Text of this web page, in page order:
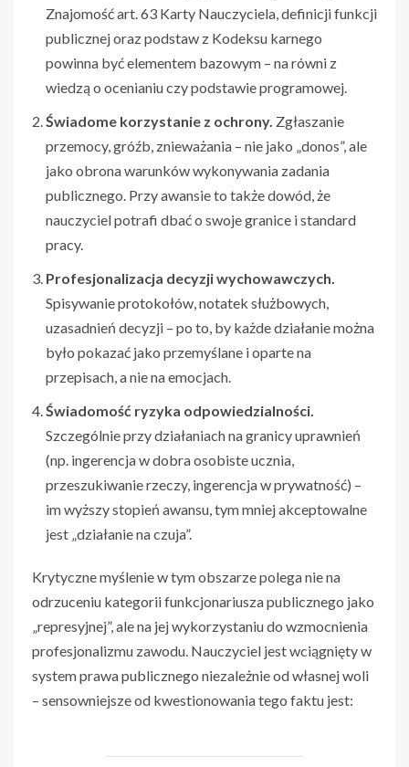
Znajomość art. 63 Karty Nauczyciela, definicji funkcji
publicznej oraz podstaw z Kodeksu karnego
powinna być elementem bazowym – na równi z
wiedzą o ocenianiu czy podstawie programowej.
Świadome korzystanie z ochrony. Zgłaszanie
przemocy, gróźb, znieważania – nie jako „donos”, ale
jako obrona warunków wykonywania zadania
publicznego. Przy awansie to także dowód, że
nauczyciel potrafi dbać o swoje granice i standard
pracy.
Profesjonalizacja decyzji wychowawczych.
Spisywanie protokołów, notatek służbowych,
uzasadnień decyzji – po to, by każde działanie można
było pokazać jako przemyślane i oparte na
przepisach, a nie na emocjach.
Świadomość ryzyka odpowiedzialności.
Szczególnie przy działaniach na granicy uprawnień
(np. ingerencja w dobra osobiste ucznia,
przeszukiwanie rzeczy, ingerencja w prywatność) –
im wyższy stopień awansu, tym mniej akceptowalne
jest „działanie na czuja”.
Krytyczne myślenie w tym obszarze polega nie na
odrzuceniu kategorii funkcjonariusza publicznego jako
„represyjnej”, ale na jej wykorzystaniu do wzmocnienia
profesjonalizmu zawodu. Nauczyciel jest wciągnięty w
system prawa publicznego niezależnie od własnej woli
– sensowniejsze od kwestionowania tego faktu jest: